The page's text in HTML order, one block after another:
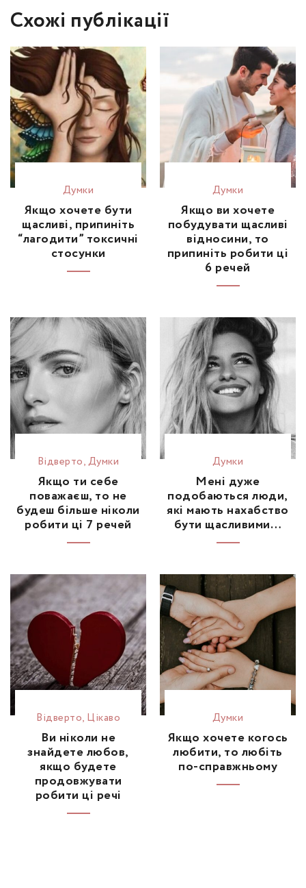
Схожі публікації
Думки
Якщо хочете бути
щасливі, припиніть
“лагодити” токсичні
стосунки
Думки
Якщо ви хочете
побудувати щасливі
відносини, то
припиніть робити ці
6 речей
Відвертo,Думки
Якщо ти себе
поважаєш, то не
будеш більше ніколи
робити ці 7 речей
Думки
Мені дуже
подобаються люди,
які мають нахабство
бути щасливими…
Відвертo, Цікаво
Ви ніколи не
знайдете любов,
якщо будете
продовжувати
робити ці речі
Думки
Якщо хочете когось
любити, то любіть
по-справжньому